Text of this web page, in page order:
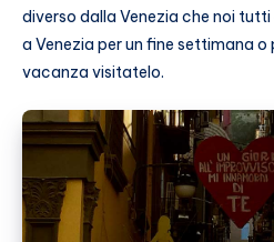
diverso dalla Venezia che noi
a Venezia per un fine settimana
vacanza visitatelo.